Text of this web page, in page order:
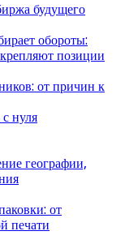
будущего
обороты:
позиции
от причин к
нуля
географии,
от
печати